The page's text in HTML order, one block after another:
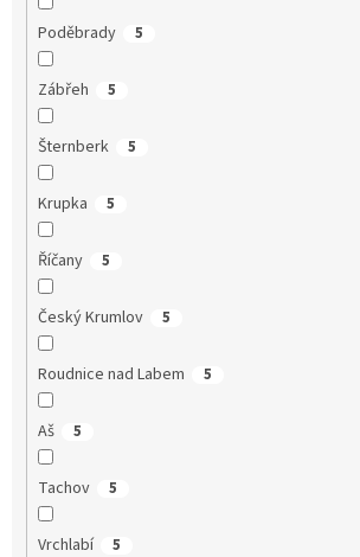
Poděbrady 5
Zábřeh 5
Šternberk 5
Krupka 5
Říčany 5
Český Krumlov 5
Roudnice nad Labem 5
Aš 5
Tachov 5
Vrchlabí 5